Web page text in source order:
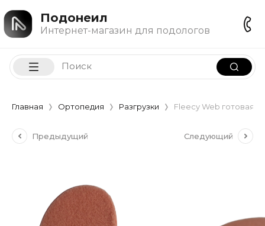
Подонеил
Интернет-магазин для подологов
Главная Ортопедия Разгрузки Fleecy Web готовая
Предыдущий Следующий